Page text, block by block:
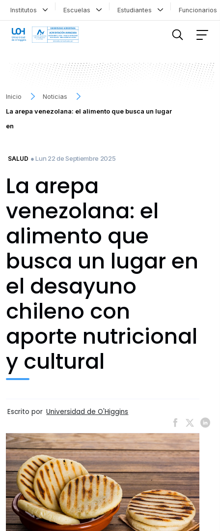
Institutos Escuelas Estudiantes
Inicio
Noticias
La arepa venezolana: el alimento que busca un lugar
en
SALUD ● Lun 22 de Septiembre 2025
La arepa
venezolana: el
alimento que
busca un lugar en
el desayuno
chileno con
aporte nutricional
y cultural
Escrito por Universidad de O'Higgins